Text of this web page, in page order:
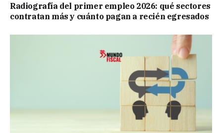
Radiografía del primer empleo 2026: qué sectores
contratan más y cuánto pagan a recién egresados